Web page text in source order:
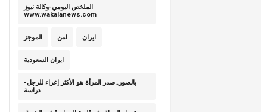
الملخص اليومي-وكالة نيوز
www.wakalanews.com
الموجز امن ايران
ايران السعودية
بالصور..صدر المرأة هو الأكثر إغراء للرجل-
دراسة